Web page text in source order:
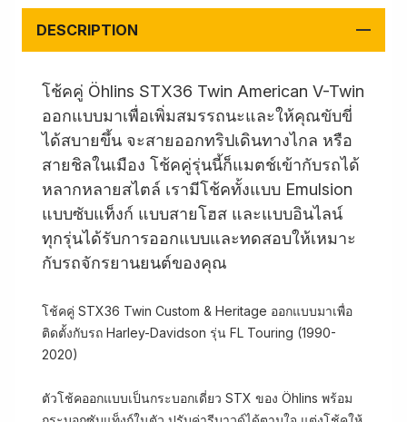
DESCRIPTION
โช้คคู่ Öhlins STX36 Twin American V-Twin
ออกแบบมาเพื่อเพิ่มสมรรถนะและให้คุณขับขี่
ได้สบายขึ้น จะสายออกทริปเดินทางไกล หรือ
สายชิลในเมือง โช้คคู่รุ่นนี้ก็แมตช์เข้ากับรถได้
หลากหลายสไตล์ เรามีโช้คทั้งแบบ Emulsion
แบบซับแท็งก์ แบบสายโฮส และแบบอินไลน์
ทุกรุ่นได้รับการออกแบบและทดสอบให้เหมาะ
กับรถจักรยานยนต์ของคุณ
โช้คคู่ STX36 Twin Custom & Heritage ออกแบบมาเพื่อ
ติดตั้งกับรถ Harley-Davidson รุ่น FL Touring (1990-
2020)
ตัวโช้คออกแบบเป็นกระบอกเดี่ยว STX ของ Öhlins พร้อม